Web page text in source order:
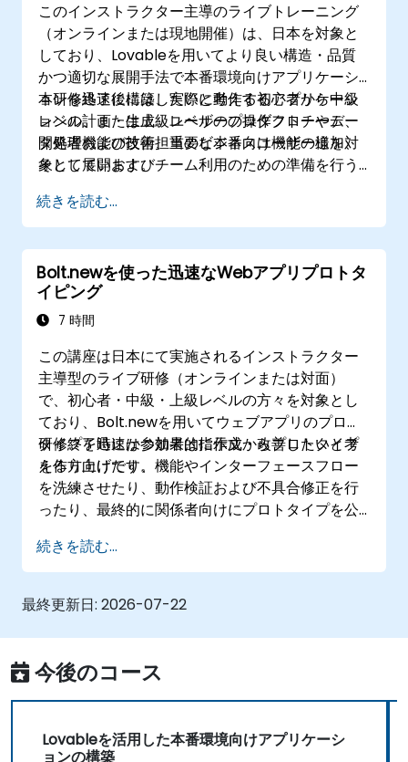
このインストラクター主導のライブトレーニング
（オンラインまたは現地開催）は、日本を対象と
しており、Lovableを用いてより良い構造・品質
かつ適切な展開手法で本番環境向けアプリケーシ
ョンを迅速に構築したいと考える初心者から中級
レベル、または上級レベルのプロダクトチーム、
開発者および技術担当のビジネスユーザー様を対
象としています。
本研修終了後には、実際に動作するアプリケーシ
ョンの計画・生成、ユーザーの操作フローやデー
タ処理機能の改善、重要な本番向け機能の追加、
そして展開およびチーム利用のための準備を行う
続きを読む...
Bolt.newを使った迅速なWebアプリプロトタ
イピング
7 時間
この講座は日本にて実施されるインストラクター
主導型のライブ研修（オンラインまたは対面）
で、初心者・中級・上級レベルの方々を対象とし
ており、Bolt.newを用いてウェブアプリのプロト
タイプを迅速かつ効果的に作成・改善したいと考
える方向けです。
研修終了時には参加者は指示文からプロトタイプ
を作り上げたり、機能やインターフェースフロー
を洗練させたり、動作検証および不具合修正を行
ったり、最終的に関係者向けにプロトタイプを公
続きを読む...
最終更新日: 2026-07-22
今後のコース
Lovableを活用した本番環境向けアプリケーシ
ョンの構築